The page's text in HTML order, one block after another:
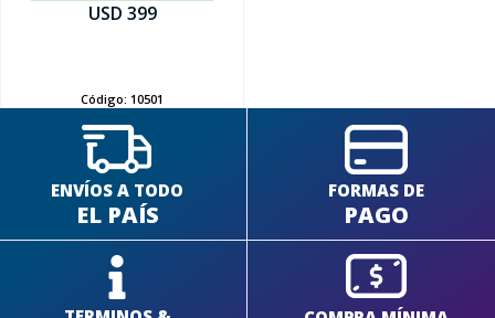
USD 399
Código: 10501
ENVÍOS A TODO
EL PAÍS
FORMAS DE
PAGO